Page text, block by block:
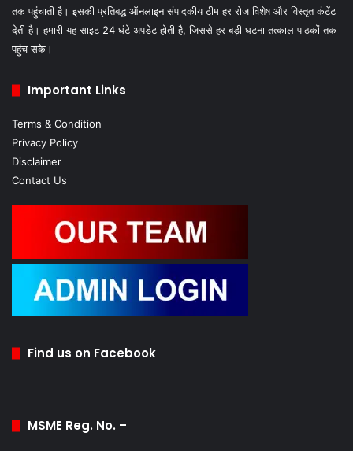
तक पहुंचाती है। इसकी प्रतिबद्ध ऑनलाइन संपादकीय टीम हर रोज विशेष और विस्तृत कंटेंट
देती है। हमारी यह साइट 24 घंटे अपडेट होती है, जिससे हर बड़ी घटना तत्काल पाठकों तक
पहुंच सके।
Important Links
Terms & Condition
Privacy Policy
Disclaimer
Contact Us
Find us on Facebook
MSME Reg. No. –